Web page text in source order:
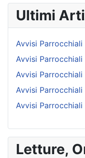
Ultimi
Avvisi
Avvisi
Avvisi
Avvisi
Avvisi
Letture,